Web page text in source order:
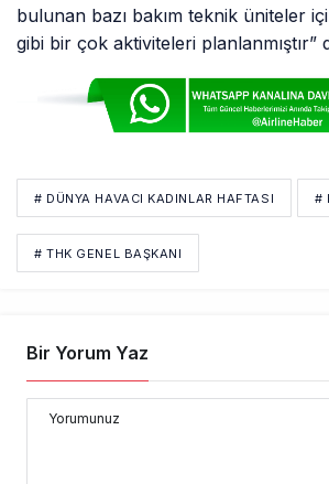
bulunan bazı bakım teknik üniteler
gibi bir çok aktiviteleri planlanmıştır”
# DÜNYA HAVACI KADINLAR HAFTASI #
# THK GENEL BAŞKANI
Bir Yorum Yaz
Yorumunuz